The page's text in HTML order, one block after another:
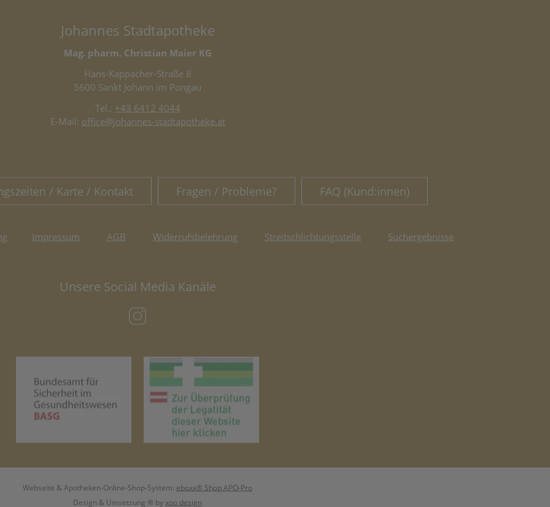
Johannes Stadtapotheke
Mag. pharm. Christian Maier KG
Hans-Kappacher-Straße 8
5600 Sankt Johann im Pongau
Tel.: +43 6412 4044
E-Mail: office@johannes-stadtapotheke.at
/ Karte / Kontakt Fragen / Probleme? FAQ (Kund:innen)
Impressum AGB Widerrufsbelehrung Streitschlichtungsstelle Suchergebnisse
Unsere Social Media Kanäle
(öffnet in neuem Tab)
Webseite & Apotheken-Online-Shop-System: eboxx® Shop APO-Pro
Design & Umsetzung ® by xoo design